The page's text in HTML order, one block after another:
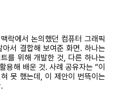
락에서 논의했던 컴퓨터 그래픽
서 결합해 보여준 화면. 하나는
를 위해 개발한 것, 다른 하나는
용해 배운 것. 사례 공유자는 “이
못 했는데, 이 제안이 번뜩이는